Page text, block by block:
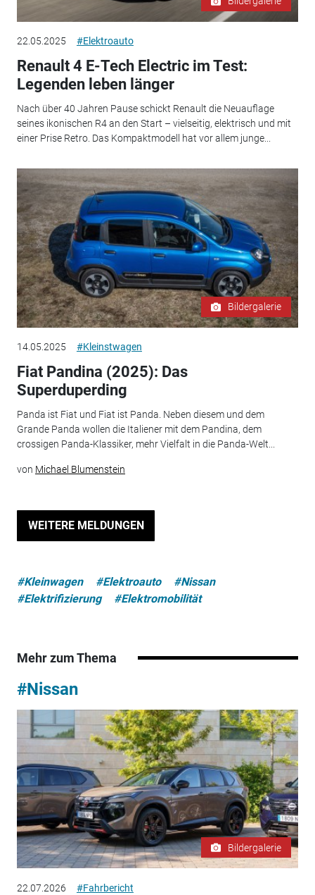
22.05.2025 #Elektroauto
Renault 4 E-Tech Electric im Test:
Legenden leben länger
Nach über 40 Jahren Pause schickt Renault die Neuauflage
seines ikonischen R4 an den Start – vielseitig, elektrisch und mit
einer Prise Retro. Das Kompaktmodell hat vor allem junge...
Bildergalerie
14.05.2025 #Kleinstwagen
Fiat Pandina (2025): Das
Superduperding
Panda ist Fiat und Fiat ist Panda. Neben diesem und dem
Grande Panda wollen die Italiener mit dem Pandina, dem
crossigen Panda-Klassiker, mehr Vielfalt in die Panda-Welt...
von Michael Blumenstein
WEITERE MELDUNGEN
#Kleinwagen #Elektroauto
#Nissan
#Elektrifizierung
#Elektromobilität
Mehr zum Thema
#Nissan
Bildergalerie
22.07.2026 #Fahrbericht